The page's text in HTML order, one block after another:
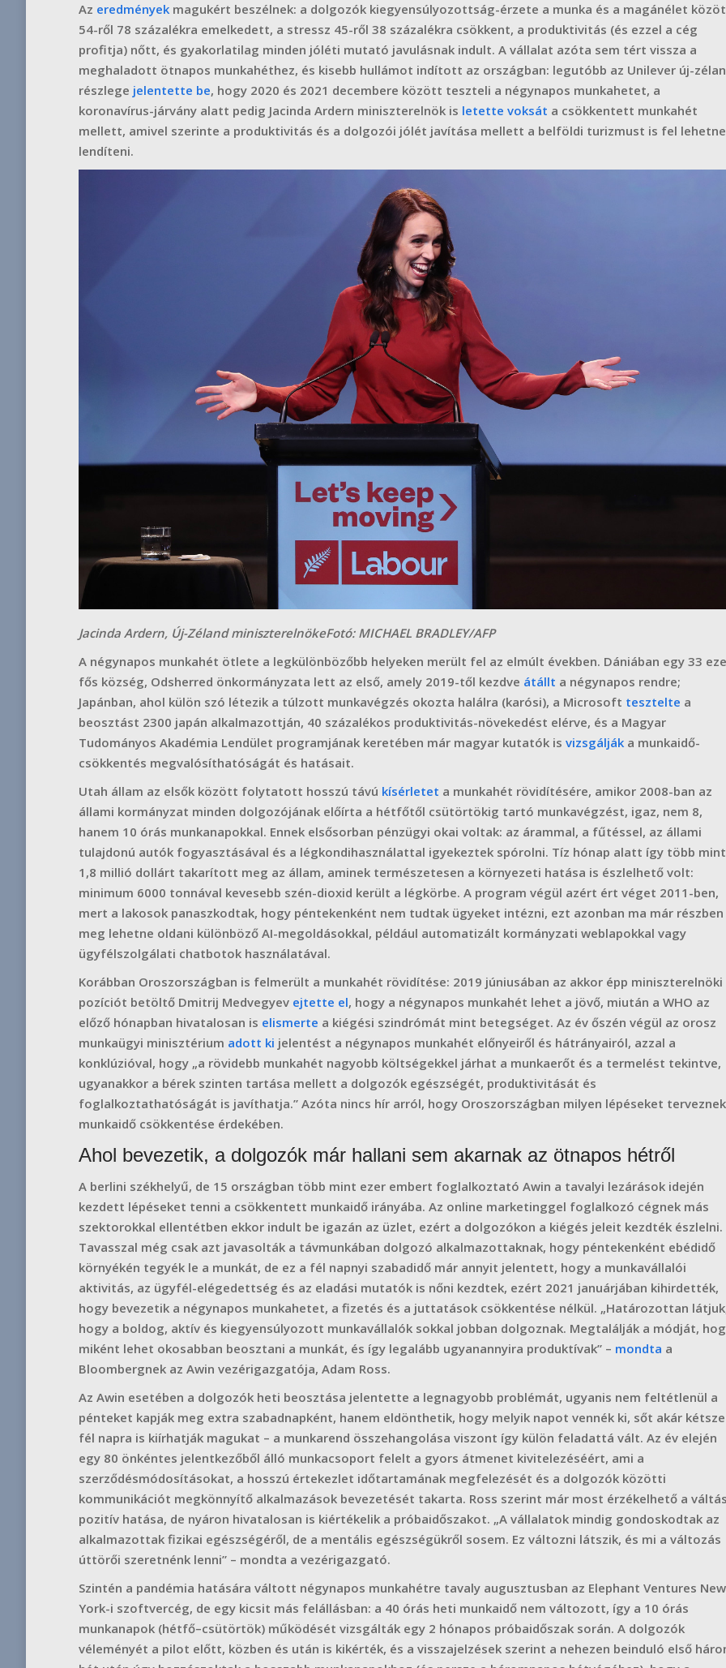
Az eredmények magukért beszélnek: a dolgozók kiegyensúlyozottság-érzete a munka és a magánélet
54-ről 78 százalékra emelkedett, a stressz 45-ről 38 százalékra csökkent, a produktivitás (és ezzel a cég
profitja) nőtt, és gyakorlatilag minden jóléti mutató javulásnak indult. A vállalat azóta sem tért vissza a
meghaladott ötnapos munkahéthez, és kisebb hullámot indított az országban: legutóbb az Unilever új-
részlege jelentette be, hogy 2020 és 2021 decembere között teszteli a négynapos munkahetet, a
koronavírus-járvány alatt pedig Jacinda Ardern miniszterelnök is letette voksát a csökkentett munkahét
mellett, amivel szerinte a produktivitás és a dolgozói jólét javítása mellett a belföldi turizmust is fel lehetne
lendíteni.
Jacinda Ardern, Új-Zéland miniszterelnökeFotó: MICHAEL BRADLEY/AFP
A négynapos munkahét ötlete a legkülönbözőbb helyeken merült fel az elmúlt években. Dániában egy 33
fős község, Odsherred önkormányzata lett az első, amely 2019-től kezdve átállt a négynapos rendre;
Japánban, ahol külön szó létezik a túlzott munkavégzés okozta halálra (karósi), a Microsoft tesztelte a
beosztást 2300 japán alkalmazottján, 40 százalékos produktivitás-növekedést elérve, és a Magyar
Tudományos Akadémia Lendület programjának keretében már magyar kutatók is vizsgálják a munkaidő-
csökkentés megvalósíthatóságát és hatásait.
Utah állam az elsők között folytatott hosszú távú kísérletet a munkahét rövidítésére, amikor 2008-ban az
állami kormányzat minden dolgozójának előírta a hétfőtől csütörtökig tartó munkavégzést, igaz, nem 8,
hanem 10 órás munkanapokkal. Ennek elsősorban pénzügyi okai voltak: az árammal, a fűtéssel, az állami
tulajdonú autók fogyasztásával és a légkondihasználattal igyekeztek spórolni. Tíz hónap alatt így több mint
1,8 millió dollárt takarított meg az állam, aminek természetesen a környezeti hatása is észlelhető volt:
minimum 6000 tonnával kevesebb szén-dioxid került a légkörbe. A program végül azért ért véget 2011-ben,
mert a lakosok panaszkodtak, hogy péntekenként nem tudtak ügyeket intézni, ezt azonban ma már részben
meg lehetne oldani különböző AI-megoldásokkal, például automatizált kormányzati weblapokkal vagy
ügyfélszolgálati chatbotok használatával.
Korábban Oroszországban is felmerült a munkahét rövidítése: 2019 júniusában az akkor épp miniszterelnöki
pozíciót betöltő Dmitrij Medvegyev ejtette el, hogy a négynapos munkahét lehet a jövő, miután a WHO az
előző hónapban hivatalosan is elismerte a kiégési szindrómát mint betegséget. Az év őszén végül az orosz
munkaügyi minisztérium adott ki jelentést a négynapos munkahét előnyeiről és hátrányairól, azzal a
konklúzióval, hogy „a rövidebb munkahét nagyobb költségekkel járhat a munkaerőt és a termelést tekintve,
ugyanakkor a bérek szinten tartása mellett a dolgozók egészségét, produktivitását és
foglalkoztathatóságát is javíthatja.” Azóta nincs hír arról, hogy Oroszországban milyen lépéseket
munkaidő csökkentése érdekében.
Ahol bevezetik, a dolgozók már hallani sem akarnak az ötnapos hétről
A berlini székhelyű, de 15 országban több mint ezer embert foglalkoztató Awin a tavalyi lezárások idején
kezdett lépéseket tenni a csökkentett munkaidő irányába. Az online marketinggel foglalkozó cégnek más
szektorokkal ellentétben ekkor indult be igazán az üzlet, ezért a dolgozókon a kiégés jeleit kezdték észlelni.
Tavasszal még csak azt javasolták a távmunkában dolgozó alkalmazottaknak, hogy péntekenként ebédidő
környékén tegyék le a munkát, de ez a fél napnyi szabadidő már annyit jelentett, hogy a munkavállalói
aktivitás, az ügyfél-elégedettség és az eladási mutatók is nőni kezdtek, ezért 2021 januárjában kihirdették,
hogy bevezetik a négynapos munkahetet, a fizetés és a juttatások csökkentése nélkül. „Határozottan
hogy a boldog, aktív és kiegyensúlyozott munkavállalók sokkal jobban dolgoznak. Megtalálják a módját,
miként lehet okosabban beosztani a munkát, és így legalább ugyanannyira produktívak” – mondta a
Bloombergnek az Awin vezérigazgatója, Adam Ross.
Az Awin esetében a dolgozók heti beosztása jelentette a legnagyobb problémát, ugyanis nem feltétlenül a
pénteket kapják meg extra szabadnapként, hanem eldönthetik, hogy melyik napot vennék ki, sőt akár
fél napra is kiírhatják magukat – a munkarend összehangolása viszont így külön feladattá vált. Az év elején
egy 80 önkéntes jelentkezőből álló munkacsoport felelt a gyors átmenet kivitelezéséért, ami a
szerződésmódosításokat, a hosszú értekezlet időtartamának megfelezését és a dolgozók közötti
kommunikációt megkönnyítő alkalmazások bevezetését takarta. Ross szerint már most érzékelhető a
pozitív hatása, de nyáron hivatalosan is kiértékelik a próbaidőszakot. „A vállalatok mindig gondoskodtak az
alkalmazottak fizikai egészségéről, de a mentális egészségükről sosem. Ez változni látszik, és mi a változás
úttörői szeretnénk lenni” – mondta a vezérigazgató.
Szintén a pandémia hatására váltott négynapos munkahétre tavaly augusztusban az Elephant Ventures New
York-i szoftvercég, de egy kicsit más felállásban: a 40 órás heti munkaidő nem változott, így a 10 órás
munkanapok (hétfő–csütörtök) működését vizsgálták egy 2 hónapos próbaidőszak során. A dolgozók
véleményét a pilot előtt, közben és után is kikérték, és a visszajelzések szerint a nehezen beinduló első